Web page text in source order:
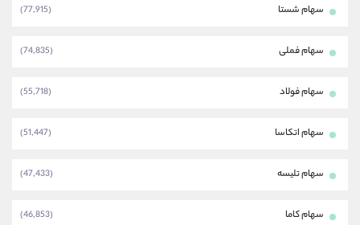
سهام شستا (77,915)
سهام فملی (74,835)
سهام فولاد (55,718)
سهام اتکاسا (51,447)
سهام تلیسه (47,433)
سهام کاما (46,853)